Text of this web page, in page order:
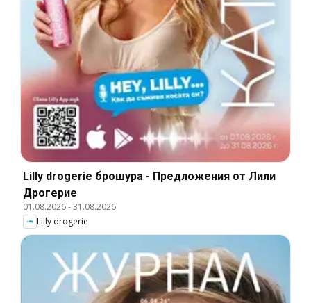
Lilly drogerie брошура - Предложения от Лили
Дрогерие
01.08.2026-31.08.2026
Lilly drogerie